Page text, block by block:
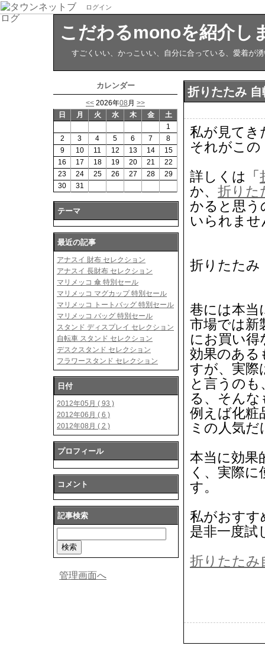
ログイン
こだわるmonoを紹介し
すごくいい、かっこいい、自分に合っている、愛着が
折りたたみ
私が見てき
それがこの
詳しくは「
か、 折りた
かると思う
いられま
折りたたみ
巷には本当
市場では新
にお買い
効果のある
すが、実際
と言うの
る、そん
例えば化
ミの人気
本当に効果
く、実際
す。
私がおすす
是非一度試
折りたたみ
カレンダー
<< 2026年08 月 >>
日
月 火 水 木 金
土
1
2
3 4 5 6 7
8
9
10 11 12 13 14
15
16
17 18 19 20 21
22
23
24 25 26 27 28
29
30
31
テーマ
最近の記事
アナスイ 財布 セレクション
アナスイ 長財布 セレクション
マリメッコ 傘 特別セール
マリメッコ マグカップ 特別セール
マリメッコ トートバッグ 特別セール
マリメッコ バッグ 特別セール
スタンド ディスプレイ セレクション
自転車 スタンド セレクション
デスクスタンド セレクション
フラワースタンド セレクション
日付
2012年05月 ( 93 )
2012年06月 ( 6 )
2012年08月 ( 2 )
プロフィール
コメント
記事検索
管理画面へ